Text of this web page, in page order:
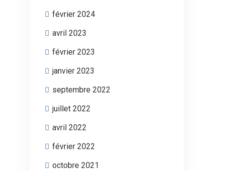
février 2024
avril 2023
février 2023
janvier 2023
septembre 2022
juillet 2022
avril 2022
février 2022
octobre 2021